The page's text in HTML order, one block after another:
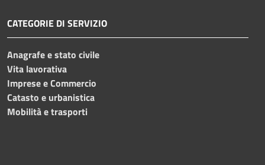
CATEGORIE DI SERVIZIO
Anagrafe e stato civile
Vita lavorativa
Imprese e Commercio
Catasto e urbanistica
Mobilità e trasporti